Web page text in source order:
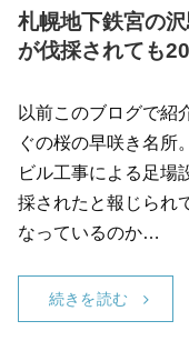
札幌地下鉄宮の
が伐採されても
以前このブログで紹
ぐの桜の早咲き名所
ビル工事による足場
採されたと報じられ
なっているのか…
続きを読む